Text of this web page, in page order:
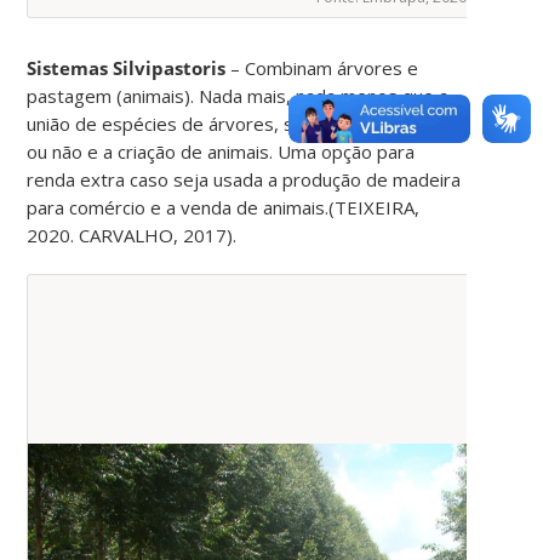
Sistemas Silvipastoris – Combinam árvores e
pastagem (animais). Nada mais, nada menos que a
união de espécies de árvores, seja para produção
ou não e a criação de animais. Uma opção para
renda extra caso seja usada a produção de madeira
para comércio e a venda de animais.(TEIXEIRA,
2020. CARVALHO, 2017).